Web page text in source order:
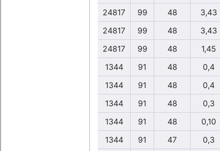
24817
99 48
3,43
24817
99 48
3,43
24817
99 48
1,45
1344
91 48
0,4
1344
91 48
0,4
1344
91 48
0,3
1344
91 48
0,10
1344
91 47 0,3